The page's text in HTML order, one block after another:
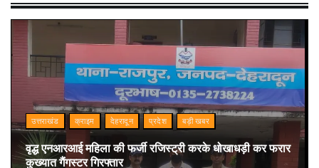
उत्तराखंड क्राइम देहरादून प्रदेश बड़ी खबर
वृद्ध एनआरआई महिला की फर्जी रजिस्ट्री करके धोखाधड़ी कर फरार
कुख्यात गैंगस्टर गिरफ्तार